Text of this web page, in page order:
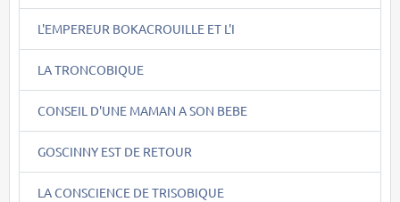
L'EMPEREUR BOKACROUILLE ET L'I
LA TRONCOBIQUE
CONSEIL D'UNE MAMAN A SON BEBE
GOSCINNY EST DE RETOUR
LA CONSCIENCE DE TRISOBIQUE